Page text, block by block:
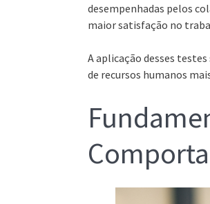
desempenhadas pelos
maior satisfação no
A aplicação desses
de recursos humanos